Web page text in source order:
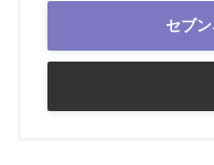
セブ